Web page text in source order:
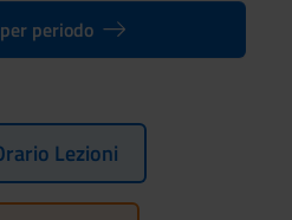
periodo
Lezioni